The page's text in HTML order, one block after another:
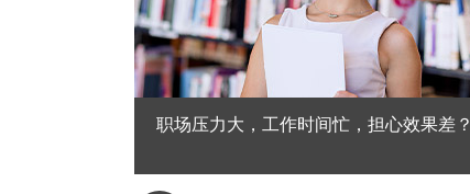
职场压力大，工作时间忙，担心效果差？